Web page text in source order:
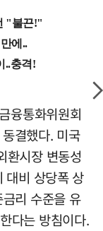
융통화위원회
결했다. 미국
환시장 변동성
대비 상당폭 상
리 수준을 유
다는 방침이다.